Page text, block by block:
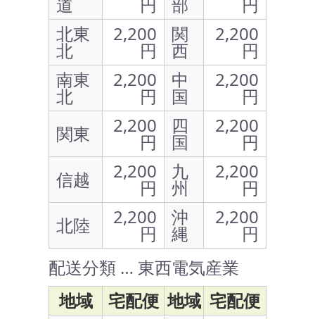
北東
北
2,200
円
関
西
2,200
円
南東
北
2,200
円
中
国
2,200
円
関東
2,200
円
四
国
2,200
円
信越
2,200
円
九
州
2,200
円
北陸
2,200
円
沖
縄
2,200
円
配送分類 … 東西電気産業
地域
宅配便 地域 宅配便